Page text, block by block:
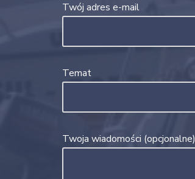
Twój adres e-mail
Temat
Twoja wiadomości (opcjonalne)